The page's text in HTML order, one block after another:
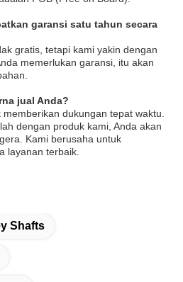
garansi satu tahun secara
gratis, tetapi kami yakin dengan
memerlukan garansi, itu akan
jual Anda?
dukungan tepat waktu.
dengan produk kami, Anda akan
Kami berusaha untuk
layanan terbaik.
Shafts